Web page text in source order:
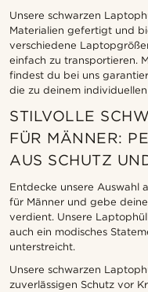
Unsere schwarzen
Materialien gefertigt und
verschiedene
einfach zu transportieren.
findest du bei uns
die zu deinem
STILVOLLE
FÜR MÄNNER:
AUS SCHUTZ
Entdecke unsere Auswahl
für Männer und gebe
verdient. Unsere
auch ein modisches
unterstreicht.
Unsere schwarzen
zuverlässigen Schutz vor